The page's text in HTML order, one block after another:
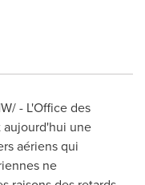
- L'Office des
aujourd'hui une
aériens qui
ne